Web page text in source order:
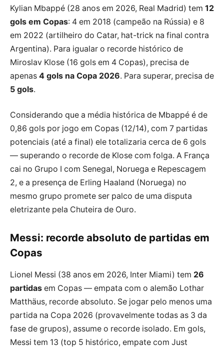
Kylian Mbappé (28 anos em 2026, Real Madrid) tem 12
gols em Copas: 4 em 2018 (campeão na Rússia) e 8
em 2022 (artilheiro do Catar, hat-trick na final contra
Argentina). Para igualar o recorde histórico de
Miroslav Klose (16 gols em 4 Copas), precisa de
apenas 4 gols na Copa 2026. Para superar, precisa de
5 gols.
Considerando que a média histórica de Mbappé é de
0,86 gols por jogo em Copas (12/14), com 7 partidas
potenciais (até a final) ele totalizaria cerca de 6 gols
— superando o recorde de Klose com folga. A França
cai no Grupo I com Senegal, Noruega e Repescagem
2, e a presença de Erling Haaland (Noruega) no
mesmo grupo promete ser palco de uma disputa
eletrizante pela Chuteira de Ouro.
Messi: recorde absoluto de partidas em
Copas
Lionel Messi (38 anos em 2026, Inter Miami) tem 26
partidas em Copas — empata com o alemão Lothar
Matthäus, recorde absoluto. Se jogar pelo menos uma
partida na Copa 2026 (provavelmente todas as 3 da
fase de grupos), assume o recorde isolado. Em gols,
Messi tem 13 (top 5 histórico, empate com Just